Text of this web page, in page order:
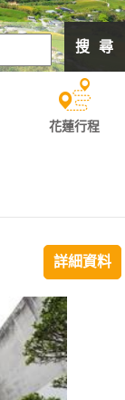
搜 尋
花蓮行程
詳細資料